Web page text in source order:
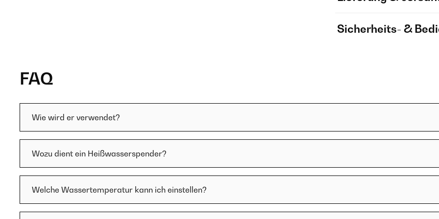
Sicherheits- &
FAQ
Wie wird er verwendet?
Wozu dient ein Heißwasserspender?
Welche Wassertemperatur kann ich einstellen?